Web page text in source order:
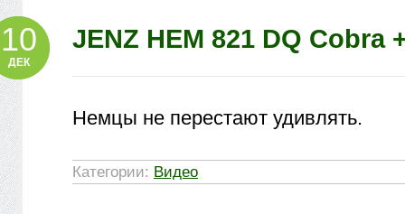
JENZ HEM 821 DQ Cobra
10
ДЕК
Немцы не перестают удивлять.
Категории: Видео